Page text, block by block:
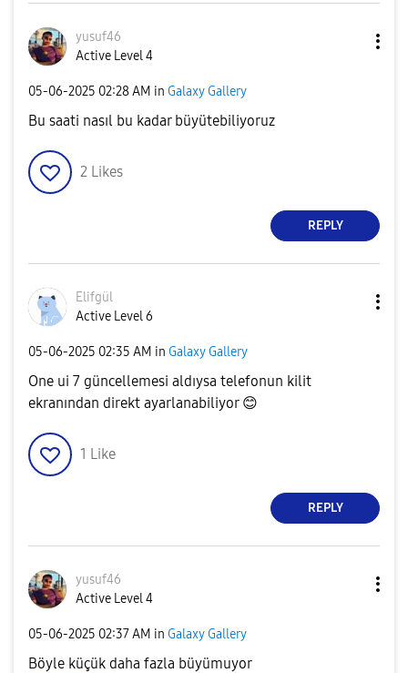
yusuf46
Active Level 4
‎05-06-2025 02:28 AM in Galaxy Gallery
Bu saati nasıl bu kadar büyütebiliyoruz
2 Likes
REPLY
Elifgül
Active Level 6
‎05-06-2025 02:35 AM in Galaxy Gallery
One ui 7 güncellemesi aldıysa telefonun kilit
ekranından direkt ayarlanabiliyor 😊
1 Like
REPLY
yusuf46
Active Level 4
‎05-06-2025 02:37 AM in Galaxy Gallery
Böyle küçük daha fazla büyümuyor